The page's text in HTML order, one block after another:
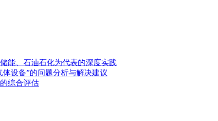
能、石油石化为代表的深度实践
设备”的问题分析与解决建议
综合评估